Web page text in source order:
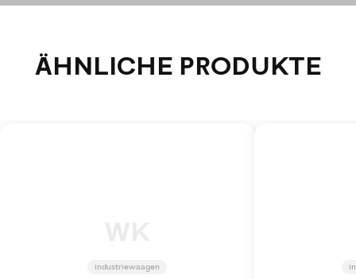
ÄHNLICHE PRODUKTE
Industriewaagen